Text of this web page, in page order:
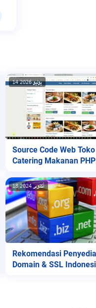
14 يوليو 2026
Source Code Web Toko
Catering Makanan PHP
18 أكتوبر 2024
Rekomendasi Penyedia
Domain & SSL